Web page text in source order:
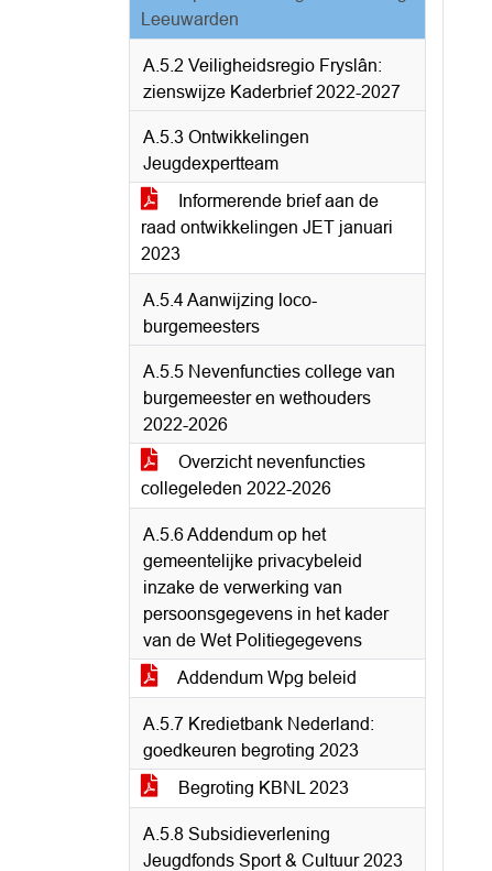
Leeuwarden
A.5.2 Veiligheidsregio Fryslân:
zienswijze Kaderbrief 2022-2027
A.5.3 Ontwikkelingen
Jeugdexpertteam
Informerende brief aan de
raad ontwikkelingen JET januari
2023
A.5.4 Aanwijzing loco-
burgemeesters
A.5.5 Nevenfuncties college van
burgemeester en wethouders
2022-2026
Overzicht nevenfuncties
collegeleden 2022-2026
A.5.6 Addendum op het
gemeentelijke privacybeleid
inzake de verwerking van
persoonsgegevens in het kader
van de Wet Politiegegevens
Addendum Wpg beleid
A.5.7 Kredietbank Nederland:
goedkeuren begroting 2023
Begroting KBNL 2023
A.5.8 Subsidieverlening
Jeugdfonds Sport & Cultuur 2023